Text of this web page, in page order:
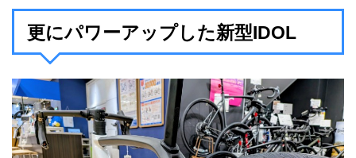
更にパワーアップした新型IDOL